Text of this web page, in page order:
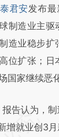
和立场。推
。
君安发布
制造业主驱
造业稳步扩
位扩张；日
国家继续恶
认为，制
增就业创3